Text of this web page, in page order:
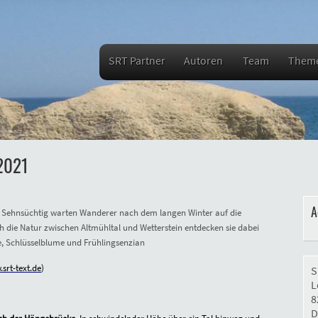
SRT Partner Autoren Team
Sehnsüchtig warten Wanderer nach dem langen Winter auf die
Natur zwischen Altmühltal und Wetterstein entdecken sie dabei
und Frühlingsenzian
text.de)